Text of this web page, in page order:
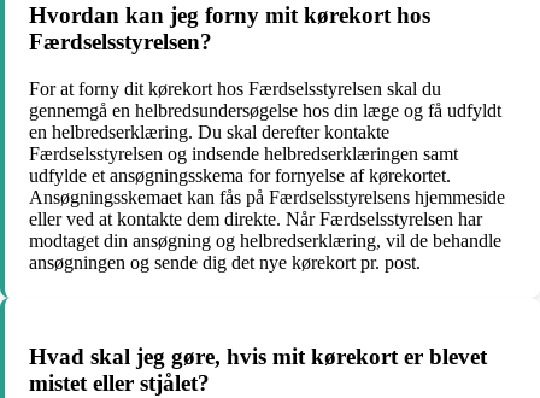
Hvordan kan jeg forny mit kørekort hos
Færdselsstyrelsen?
For at forny dit kørekort hos Færdselsstyrelsen skal du
gennemgå en helbredsundersøgelse hos din læge og få udfyldt
en helbredserklæring. Du skal derefter kontakte
Færdselsstyrelsen og indsende helbredserklæringen samt
udfylde et ansøgningsskema for fornyelse af kørekortet.
Ansøgningsskemaet kan fås på Færdselsstyrelsens hjemmeside
eller ved at kontakte dem direkte. Når Færdselsstyrelsen har
modtaget din ansøgning og helbredserklæring, vil de behandle
ansøgningen og sende dig det nye kørekort pr. post.
Hvad skal jeg gøre, hvis mit kørekort er blevet
mistet eller stjålet?